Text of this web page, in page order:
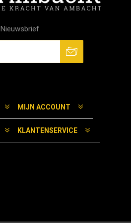
Nieuwsbrief
MIJN ACCOUNT
KLANTENSERVICE